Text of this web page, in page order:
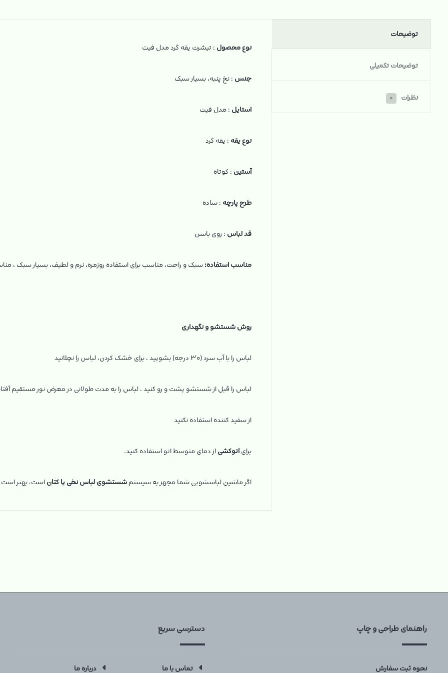
توضیحات
توضیحات تکمیلی
نظرات ۰
نوع محصول : تیشرت یقه گرد مدل فیت
جنس : نخ‌ پنبه، بسیار سبک
استایل : مدل فیت
نوع یقه : یقه گرد
آستین : کوتاه
طرح پارچه : ساده
قد لباس : روی باسن
مناسب استفاده:سبک و راحت، مناسب برای استفاده روزمره، نرم و لطیف، بسیار سبک ،
روش شستشو و نگهداری
لباس را با آب سرد (۳۰ درجه) بشویید ، برای خشک کردن، لباس را نچلانید
لباس را قبل از شستشو پشت و رو کنید ، لباس را به مدت طولانی در معرض نور مستقیم
از سفید کننده استفاده نکنید
برایاتوکشیاز دمای متوسط اتو استفاده کنید.
اگر ماشین لباسشویی شما مجهز به سیستمشستشوی لباس نخی یا کتاناست، بهتر است
راهنمای طراحی و چاپ
نحوه ثبت سفارش
دسترسی سریع
تماس با ما درباره ما